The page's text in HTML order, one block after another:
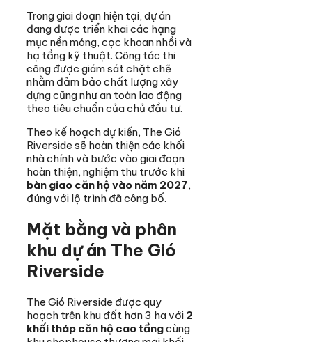
Trong giai đoạn hiện tại, dự án
đang được triển khai các hạng
mục nền móng, cọc khoan nhồi và
hạ tầng kỹ thuật. Công tác thi
công được giám sát chặt chẽ
nhằm đảm bảo chất lượng xây
dựng cũng như an toàn lao động
theo tiêu chuẩn của chủ đầu tư.
Theo kế hoạch dự kiến, The Gió
Riverside sẽ hoàn thiện các khối
nhà chính và bước vào giai đoạn
hoàn thiện, nghiệm thu trước khi
bàn giao căn hộ vào năm 2027,
đúng với lộ trình đã công bố.
Mặt bằng và phân
khu dự án The Gió
Riverside
The Gió Riverside được quy
hoạch trên khu đất hơn 3 ha với 2
khối tháp căn hộ cao tầngcùng